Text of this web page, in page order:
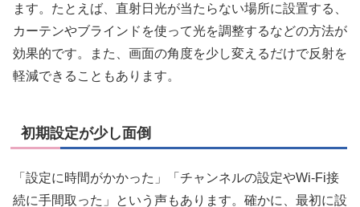
ます。たとえば、直射日光が当たらない場所に設置する、
カーテンやブラインドを使って光を調整するなどの方法が
効果的です。また、画面の角度を少し変えるだけで反射を
軽減できることもあります。
初期設定が少し面倒
「設定に時間がかかった」「チャンネルの設定やWi-Fi接
続に手間取った」という声もあります。確かに、最初に設